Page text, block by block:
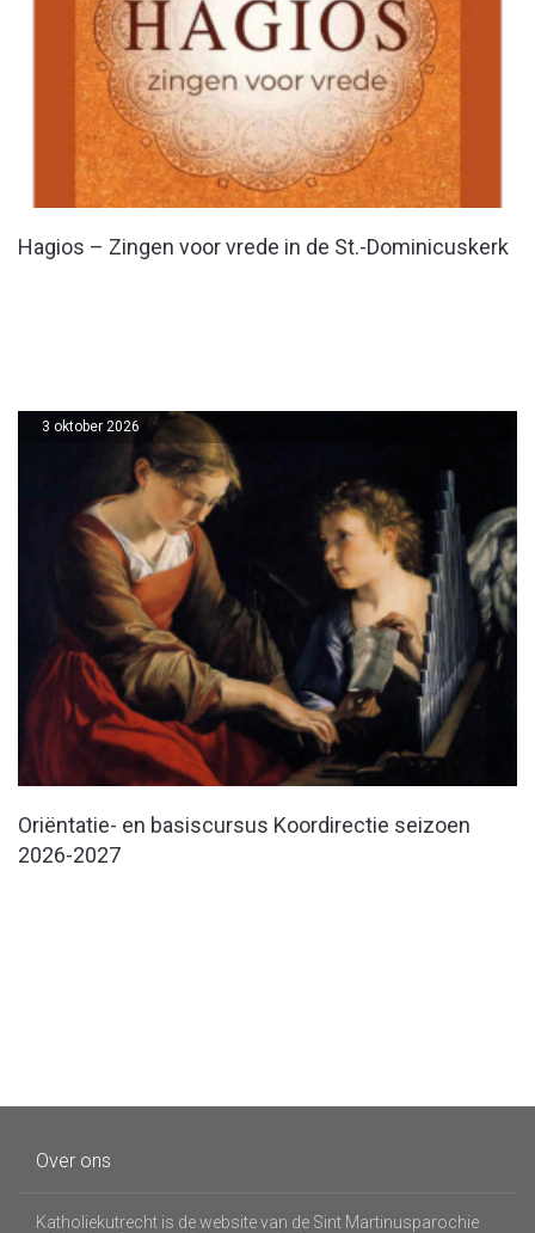
Hagios – Zingen voor vrede in de St.-Dominicuskerk
Oriëntatie- en basiscursus Koordirectie seizoen
2026-2027
3 oktober 2026
Over ons
Katholiekutrecht is de website van de Sint Martinusparochie